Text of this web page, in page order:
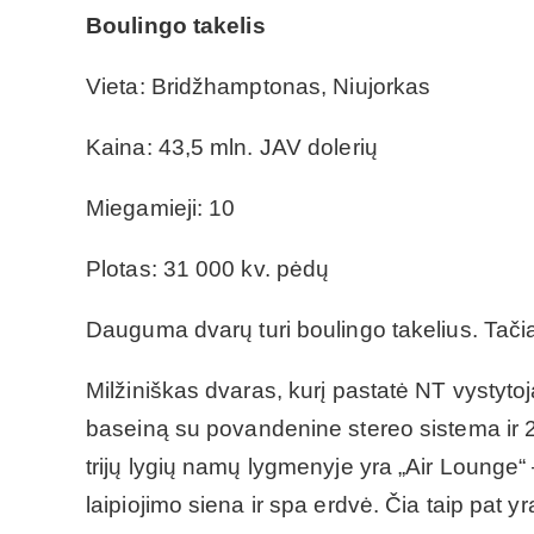
Boulingo takelis
Vieta: Bridžhamptonas, Niujorkas
Kaina: 43,5 mln. JAV dolerių
Miegamieji: 10
Plotas: 31 000 kv. pėdų
Dauguma dvarų turi boulingo takelius.
Milžiniškas dvaras, kurį pastatė NT
baseiną su povandenine stereo sistema
trijų lygių namų lygmenyje yra „Air
laipiojimo siena ir spa erdvė. Čia taip pat